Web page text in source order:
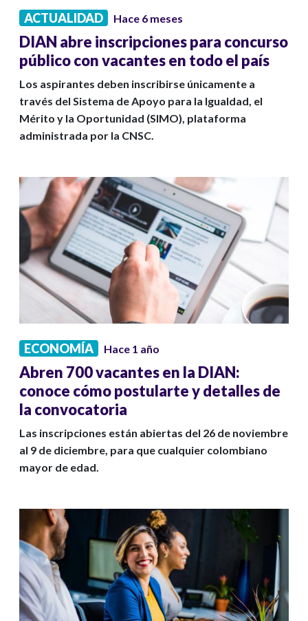
ACTUALIDAD Hace 6 meses
DIAN abre inscripciones para concurso
público con vacantes en todo el país
Los aspirantes deben inscribirse únicamente a
través del Sistema de Apoyo para la Igualdad, el
Mérito y la Oportunidad (SIMO), plataforma
administrada por la CNSC.
ECONOMÍA Hace 1 año
Abren 700 vacantes en la DIAN:
conoce cómo postularte y detalles de
la convocatoria
Las inscripciones están abiertas del 26 de noviembre
al 9 de diciembre, para que cualquier colombiano
mayor de edad.